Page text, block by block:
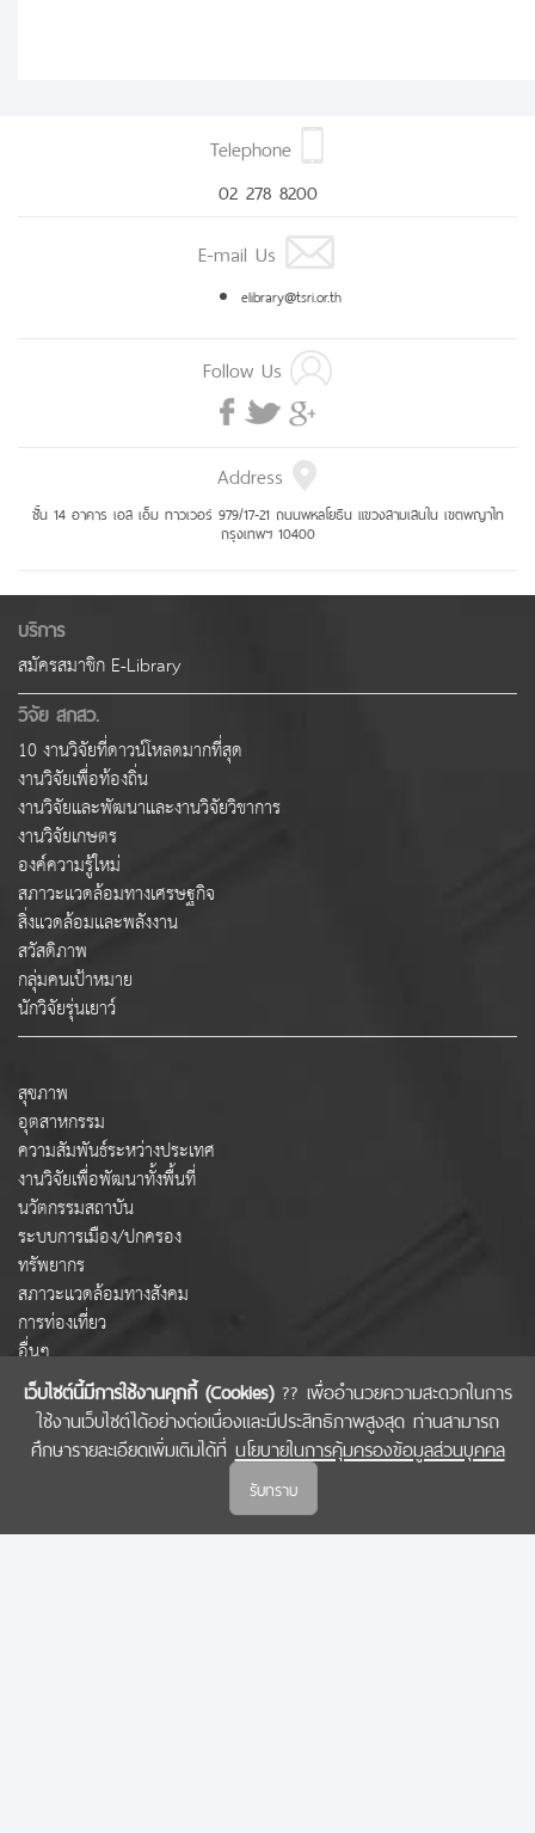
เว็บไซต์นี้มีการใช้งานคุกกี้ (Cookies)?? เพื่ออำนวยความสะดวกในการ
ใช้งานเว็บไซต์ได้อย่างต่อเนื่องและมีประสิทธิภาพสูงสุด ท่านสามารถ
ศึกษารายละเอียดเพิ่มเติมได้ที่ นโยบายในการคุ้มครองข้อมูลส่วนบุคคล
รับทราบ
Telephone
02 278 8200
E-mail Us
elibrary@tsri.or.th
Follow Us
Address
ชั้น 14 อาคาร เอส เอ็ม ทาวเวอร์ 979/17-21 ถนนพหลโยธิน แขวงสามเสนใน เขตพญาไท
กรุงเทพฯ 10400
บริการ
สมัครสมาชิก E-Library
วิจัย สกสว.
10 งานวิจัยที่ดาวน์โหลดมากที่สุด
งานวิจัยเพื่อท้องถิ่น
งานวิจัยและพัฒนาและงานวิจัยวิชาการ
งานวิจัยเกษตร
องค์ความรู้ใหม่
สภาวะแวดล้อมทางเศรษฐกิจ
สิ่งแวดล้อมและพลังงาน
สวัสดิภาพ
กลุ่มคนเป้าหมาย
นักวิจัยรุ่นเยาว์
สุขภาพ
อุตสาหกรรม
ความสัมพันธ์ระหว่างประเทศ
งานวิจัยเพื่อพัฒนาทั้งพื้นที่
นวัตกรรมสถาบัน
ระบบการเมือง/ปกครอง
ทรัพยากร
สภาวะแวดล้อมทางสังคม
การท่องเที่ยว
อื่นๆ
COPYRIGHT © 2022 สำนักงานคณะกรรมการส่งเสริมวิทยาศาสตร์ วิจัยและนวัตกรรม
(สกสว.)
นโยบายในการคุ้มครองข้อมูลส่วนบุคคล